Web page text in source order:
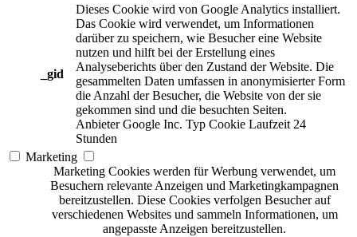
_gid
Dieses Cookie wird von Google Analytics installiert.
Das Cookie wird verwendet, um Informationen
darüber zu speichern, wie Besucher eine Website
nutzen und hilft bei der Erstellung eines
Analyseberichts über den Zustand der Website. Die
gesammelten Daten umfassen in anonymisierter Form
die Anzahl der Besucher, die Website von der sie
gekommen sind und die besuchten Seiten.
Anbieter Google Inc. Typ Cookie Laufzeit 24
Stunden
Marketing
Marketing Cookies werden für Werbung verwendet, um
Besuchern relevante Anzeigen und Marketingkampagnen
bereitzustellen. Diese Cookies verfolgen Besucher auf
verschiedenen Websites und sammeln Informationen, um
angepasste Anzeigen bereitzustellen.